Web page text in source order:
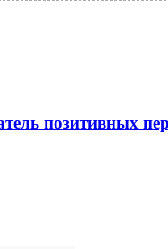
позитивных